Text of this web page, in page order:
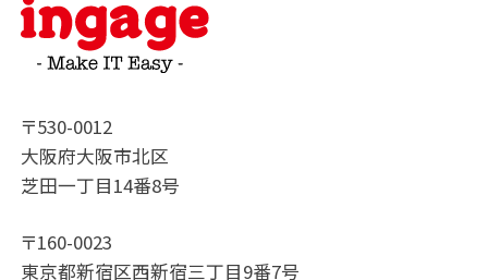
〒530-0012
大阪府大阪市北区
芝田一丁目14番8号
〒160-0023
東京都新宿区西新宿三丁目9番7号